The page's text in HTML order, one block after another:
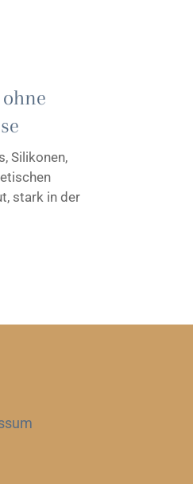
Silikonen,
stark in der